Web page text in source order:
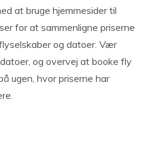
at bruge hjemmesider til
for at sammenligne priserne
og datoer. Vær
og overvej at booke fly
ugen, hvor priserne har